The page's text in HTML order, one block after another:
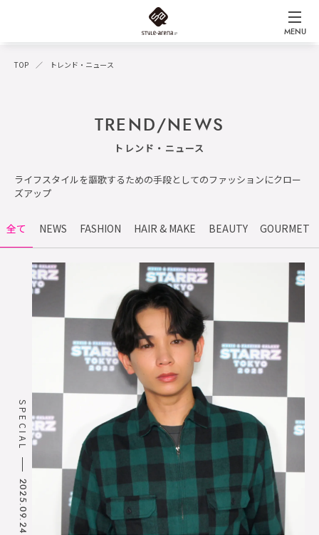
MENU
TOP トレンド・ニュース
TREND/NEWS
トレンド・ニュース
ライフスタイルを謳歌するための手段としてのファッションにクロー
ズアップ
全て NEWS FASHION HAIR & MAKE BEAUTY GOURMET
SPECIAL
2025.09.24